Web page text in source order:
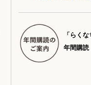
「らく
年間購読